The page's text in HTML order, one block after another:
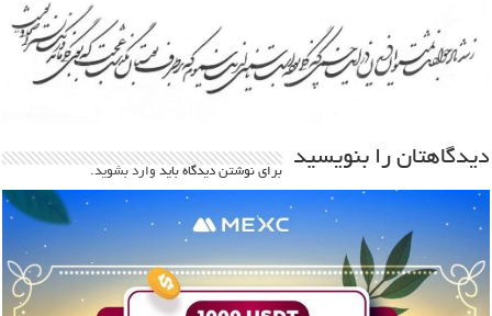
دیدگاهتان را بنویسید
برای نوشتن دیدگاه باید وارد بشوید.